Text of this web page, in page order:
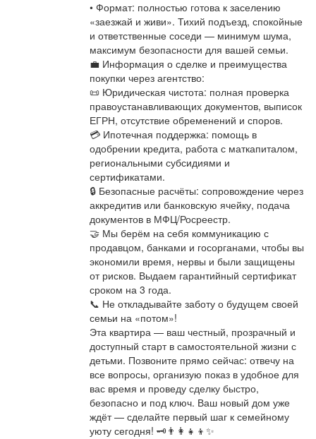
• Формат: полностью готова к заселению
«заезжай и живи». Тихий подъезд, спокойные
и ответственные соседи — минимум шума,
максимум безопасности для вашей семьи.
💼 Информация о сделке и преимущества
покупки через агентство:
📜 Юридическая чистота: полная проверка
правоустанавливающих документов, выписок
ЕГРН, отсутствие обременений и споров.
💳 Ипотечная поддержка: помощь в
одобрении кредита, работа с маткапиталом,
региональными субсидиями и
сертификатами.
🔒 Безопасные расчёты: сопровождение через
аккредитив или банковскую ячейку, подача
документов в МФЦ/Росреестр.
🤝 Мы берём на себя коммуникацию с
продавцом, банками и госорганами, чтобы вы
экономили время, нервы и были защищены
от рисков. Выдаем гарантийный сертификат
сроком на 3 года.
📞 Не откладывайте заботу о будущем своей
семьи на «потом»!
Эта квартира — ваш честный, прозрачный и
доступный старт в самостоятельной жизни с
детьми. Позвоните прямо сейчас: отвечу на
все вопросы, организую показ в удобное для
вас время и проведу сделку быстро,
безопасно и под ключ. Ваш новый дом уже
ждёт — сделайте первый шаг к семейному
уюту сегодня! 🗝️👨‍👩‍👧‍👦✨